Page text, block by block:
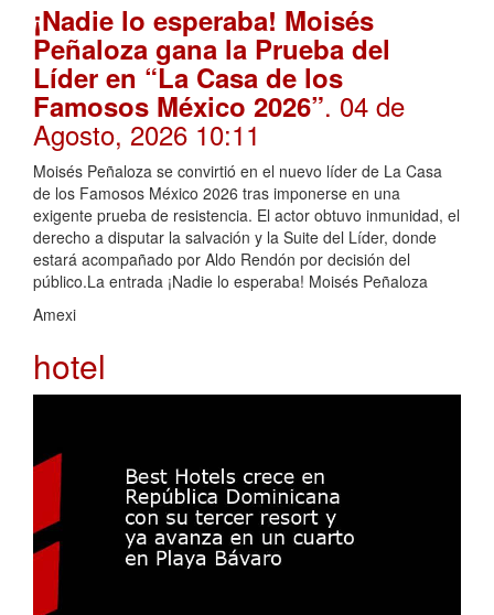
¡Nadie lo esperaba! Moisés
Peñaloza gana la Prueba del
Líder en “La Casa de los
Famosos México 2026”. 04 de
Agosto, 2026 10:11
Moisés Peñaloza se convirtió en el nuevo líder de La Casa
de los Famosos México 2026 tras imponerse en una
exigente prueba de resistencia. El actor obtuvo inmunidad, el
derecho a disputar la salvación y la Suite del Líder, donde
estará acompañado por Aldo Rendón por decisión del
público.La entrada ¡Nadie lo esperaba! Moisés Peñaloza
Amexi
hotel